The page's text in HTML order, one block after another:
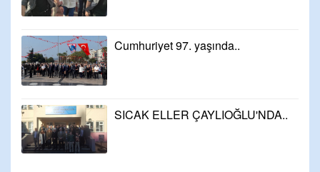
Cumhuriyet 97. yaşında..
SICAK ELLER ÇAYLIOĞLU'NDA..